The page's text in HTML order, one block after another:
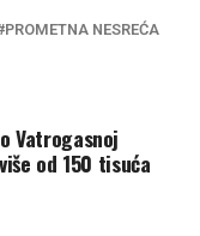
PROMETNA NESREĆA
Vatrogasnoj
od 150 tisuća